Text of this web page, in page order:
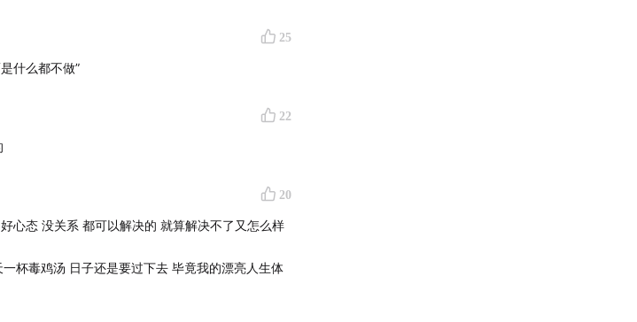
得”
25
什么都不做”
22
20
心态 没关系 都可以解决的 就算解决不了又怎么样
杯毒鸡汤 日子还是要过下去 毕竟我的漂亮人生体